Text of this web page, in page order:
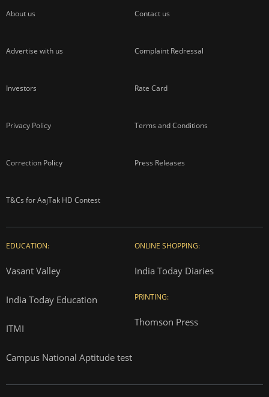
About us Contact us
Advertise with us Complaint Redressal
Investors Rate Card
Privacy Policy Terms and Conditions
Correction Policy Press Releases
T&Cs for AajTak HD Contest
EDUCATION:
Vasant Valley
India Today Education
ITMI
Campus National Aptitude test
ONLINE SHOPPING:
India Today Diaries
PRINTING:
Thomson Press